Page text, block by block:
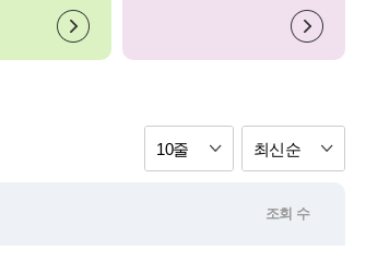
10줄 최신순
조회 수